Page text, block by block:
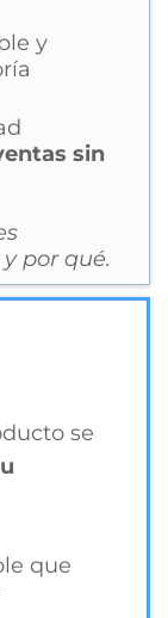
y
sin
por qué.
se
que